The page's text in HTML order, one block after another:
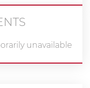
unavailable